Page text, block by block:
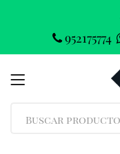
952175774